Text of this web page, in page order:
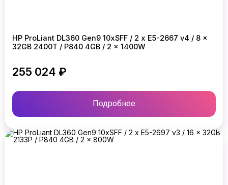
HP ProLiant DL360 Gen9 10xSFF / 2 x E5-2667 v4 / 8 x
32GB 2400T / P840 4GB / 2 x 1400W
255 024 ₽
Подробнее